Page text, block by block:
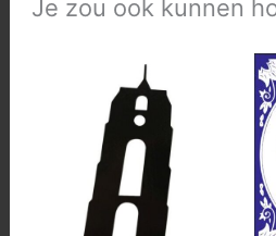
Je zou ook kunnen